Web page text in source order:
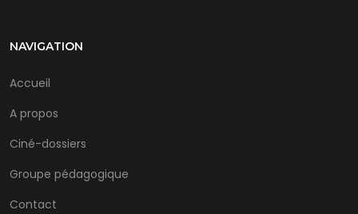
NAVIGATION
Accueil
A propos
Ciné-dossiers
Groupe pédagogique
Contact